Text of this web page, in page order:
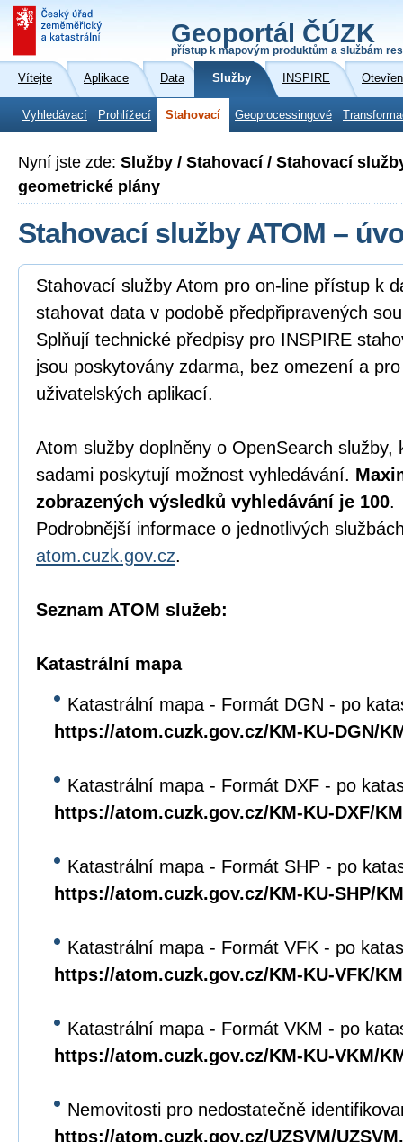
Geoportál ČÚZK
přístup k mapovým produktům a službám
Vítejte Aplikace Data Služby INSPIRE
Vyhledávací Prohlížecí Stahovací Geoprocessingové
Nyní jste zde: Služby / Stahovací / Stahovací
geometrické plány
Stahovací služby ATOM –
Stahovací služby Atom pro on-line přístup k
stahovat data v podobě předpřipravených
Splňují technické předpisy pro INSPIRE
jsou poskytovány zdarma, bez omezení a
uživatelských aplikací.
Atom služby doplněny o OpenSearch služby,
sadami poskytují možnost vyhledávání.
zobrazených výsledků vyhledávání je 100.
Podrobnější informace o jednotlivých
atom.cuzk.gov.cz.
Seznam ATOM služeb:
Katastrální mapa
Katastrální mapa - Formát DGN - po
https://atom.cuzk.gov.cz/KM-KU-DGN/
Katastrální mapa - Formát DXF - po
https://atom.cuzk.gov.cz/KM-KU-DXF/
Katastrální mapa - Formát SHP - po
https://atom.cuzk.gov.cz/KM-KU-SHP/
Katastrální mapa - Formát VFK - po
https://atom.cuzk.gov.cz/KM-KU-VFK/
Katastrální mapa - Formát VKM - po
https://atom.cuzk.gov.cz/KM-KU-VKM/
Nemovitosti pro nedostatečně
https://atom.cuzk.gov.cz/UZSVM/